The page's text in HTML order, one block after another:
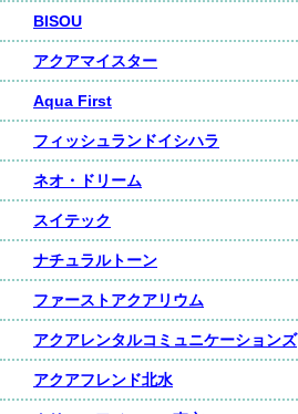
BISOU
アクアマイスター
Aqua First
フィッシュランドイシハラ
ネオ・ドリーム
スイテック
ナチュラルトーン
ファーストアクアリウム
アクアレンタルコミュニケーションズ
アクアフレンド北水